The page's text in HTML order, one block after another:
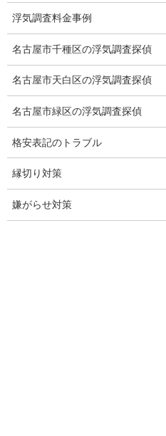
浮気調査専門
結婚前の行動調査
結婚調査
社員の行動調査
企業調査
愛知探偵
浮気調査料金事例
名古屋市千種区の浮気調査探偵
名古屋市天白区の浮気調査探偵
名古屋市緑区の浮気調査探偵
格安表記のトラブル
縁切り対策
嫌がらせ対策